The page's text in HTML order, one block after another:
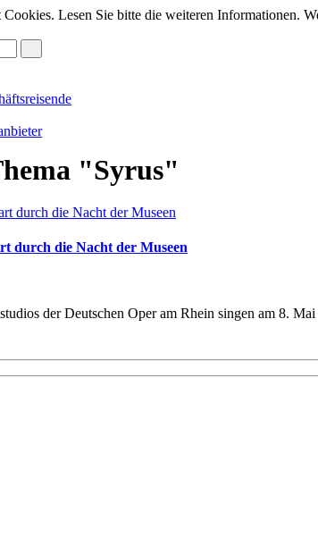
Lesen Sie bitte die weiteren Informationen.
"Syrus"
durch die Nacht der Museen
der Deutschen Oper am Rhein singen am 8.